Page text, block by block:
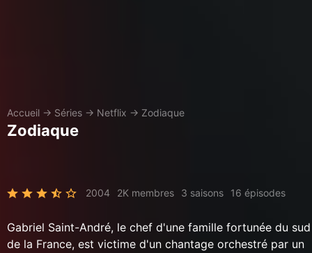
Accueil → Séries → Netflix → Zodiaque
Zodiaque
2004 2K membres 3 saisons 16 épisodes
Gabriel Saint-André, le chef d'une famille fortunée du sud
de la France, est victime d'un chantage orchestré par un